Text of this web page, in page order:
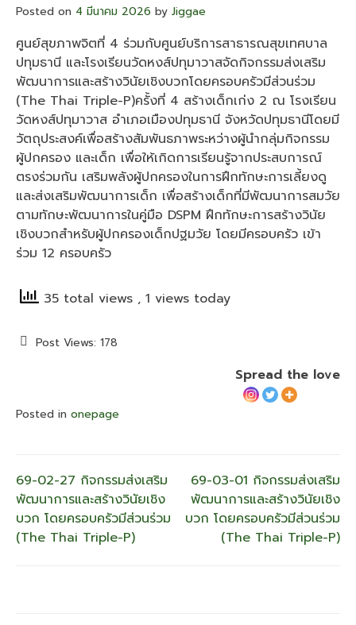
Posted on 4 มีนาคม 2026 by Jiggae
ศูนย์สุขภาพจิตที่ 4 ร่วมกับศูนย์บริการสาธารณสุขเทศบาล
ปทุมธานี และโรงเรียนวัดหงส์ปทุมาวาสจัดกิจกรรมส่งเสริม
พัฒนาการและสร้างวินัยเชิงบวกโดยครอบครัวมีส่วนร่วม
(The Thai Triple-P)ครั้งที่ 4 สร้างเด็กเก่ง 2 ณ โรงเรียน
วัดหงส์ปทุมาวาส อำเภอเมืองปทุมธานี จังหวัดปทุมธานีโดยมี
วัตถุประสงค์เพื่อสร้างสัมพันธภาพระหว่างผู้นำกลุ่มกิจกรรม
ผู้ปกครอง และเด็ก เพื่อให้เกิดการเรียนรู้จากประสบการณ์
ตรงร่วมกัน เสริมพลังผู้ปกครองในการฝึกทักษะการเลี้ยงดู
และส่งเสริมพัฒนาการเด็ก เพื่อสร้างเด็กที่มีพัฒนาการสมวัย
ตามทักษะพัฒนาการในคู่มือ DSPM ฝึกทักษะการสร้างวินัย
เชิงบวกสำหรับผู้ปกครองเด็กปฐมวัย โดยมีครอบครัว เข้า
ร่วม 12 ครอบครัว
35 total views , 1 views today
Post Views: 178
Spread the love
Posted in onepage
แนะแนว
เรื่อง
69-02-27 กิจกรรมส่งเสริม
พัฒนาการและสร้างวินัยเชิง
บวก โดยครอบครัวมีส่วนร่วม
(The Thai Triple-P)
69-03-01 กิจกรรมส่งเสริม
พัฒนาการและสร้างวินัยเชิง
บวก โดยครอบครัวมีส่วนร่วม
(The Thai Triple-P)